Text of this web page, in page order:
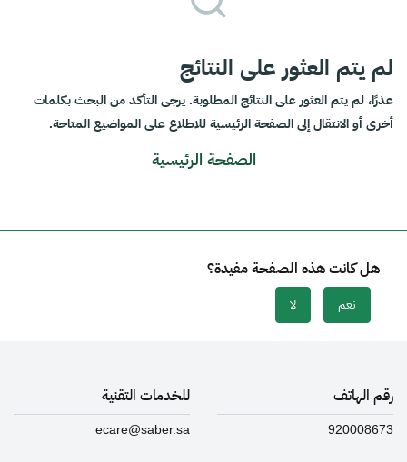
لم يتم العثور على النتائج
عذرًا، لم يتم العثور على النتائج المطلوبة. يرجى التأكد من البحث بكلمات
أخرى أو الانتقال إلى الصفحة الرئيسية للاطلاع على المواضيع المتاحة.
الصفحة الرئيسية
هل كانت هذه الصفحة مفيدة؟
نعم لا
رقم الهاتف
920008673
للخدمات التقنية
ecare@saber.sa